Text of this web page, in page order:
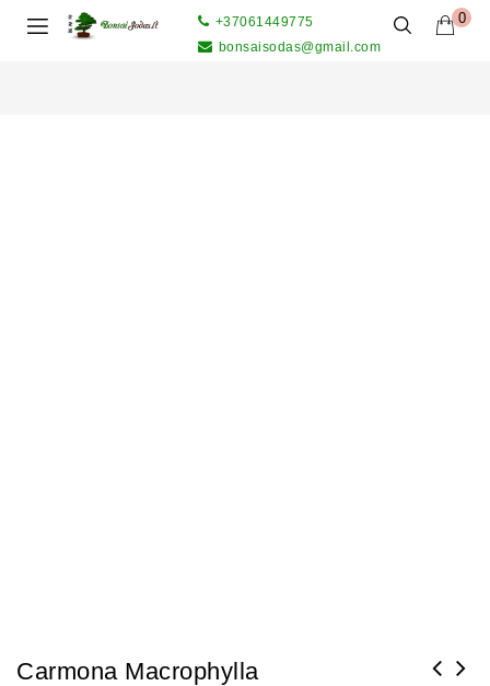
0
+37061449775
bonsaisodas@gmail.com
Carmona Macrophylla